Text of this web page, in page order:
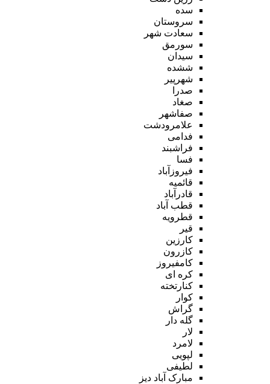
سده
سروستان
سعادت شهر
سورمق
سیدان
ششده
شهرپیر
صدرا
صغاد
صفاشهر
علامرودشت
فدامی
فراشبند
فسا
فیروزآباد
قائمیه
قادرآباد
قطب آباد
قطرویه
قیر
کارزین
کازرون
کامفیروز
کره ای
کنارتخته
کوار
گراش
گله دار
لار
لامرد
لپویی
لطیفی
مبارک آباد دیز